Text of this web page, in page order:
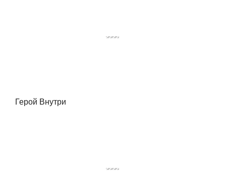
Герой Внутри